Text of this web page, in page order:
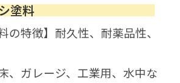
塗料
の特徴】耐久性、耐薬品性、
、ガレージ、工業用、水中な